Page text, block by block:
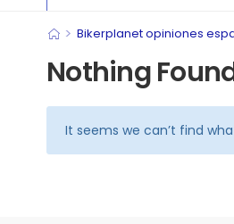
> Bikerplanet opiniones
Nothing
It seems we can’t find